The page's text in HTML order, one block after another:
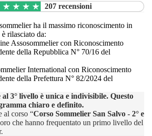
207 recensioni
ha il massimo riconoscimento in
rilasciato da:
Assosommelier con Riconoscimento
della Repubblica N° 70/16 del
International con Riconoscimento
della Prefettura N° 82/2024 del
al 3° livello è unica e indivisibile. Questo
chiaro e definito.
al corso “Corso Sommelier San Salvo - 2° e
che hanno frequentato un primo livello del